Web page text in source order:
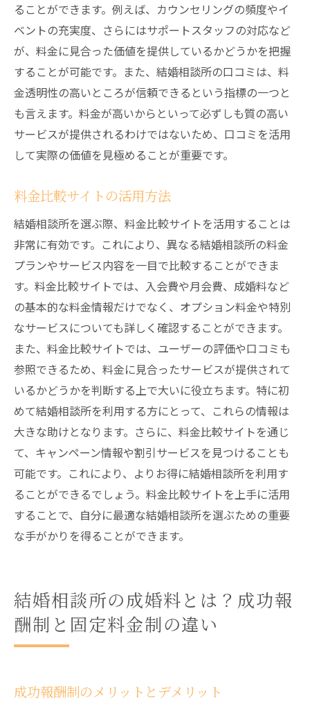
ることができます。例えば、カウンセリングの頻度やイ
ベントの充実度、さらにはサポートスタッフの対応など
が、料金に見合った価値を提供しているかどうかを把握
することが可能です。また、結婚相談所の口コミは、料
金透明性の高いところが信頼できるという指標の一つと
も言えます。料金が高いからといって必ずしも質の高い
サービスが提供されるわけではないため、口コミを活用
して実際の価値を見極めることが重要です。
料金比較サイトの活用方法
結婚相談所を選ぶ際、料金比較サイトを活用することは
非常に有効です。これにより、異なる結婚相談所の料金
プランやサービス内容を一目で比較することができま
す。料金比較サイトでは、入会費や月会費、成婚料など
の基本的な料金情報だけでなく、オプション料金や特別
なサービスについても詳しく確認することができます。
また、料金比較サイトでは、ユーザーの評価や口コミも
参照できるため、料金に見合ったサービスが提供されて
いるかどうかを判断する上で大いに役立ちます。特に初
めて結婚相談所を利用する方にとって、これらの情報は
大きな助けとなります。さらに、料金比較サイトを通じ
て、キャンペーン情報や割引サービスを見つけることも
可能です。これにより、よりお得に結婚相談所を利用す
ることができるでしょう。料金比較サイトを上手に活用
することで、自分に最適な結婚相談所を選ぶための重要
な手がかりを得ることができます。
結婚相談所の成婚料とは？成功報
酬制と固定料金制の違い
成功報酬制のメリットとデメリット